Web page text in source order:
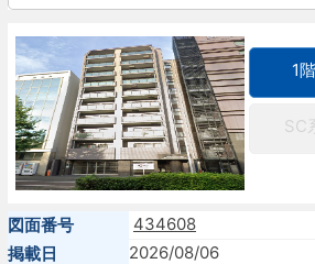
1階
SC
図面番号
434608
掲載日
2026/08/06